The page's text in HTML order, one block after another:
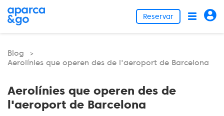
Reservar
Blog >
Aerolínies que operen des de l'aeroport de Barcelona
Aerolínies que operen des de
l'aeroport de Barcelona